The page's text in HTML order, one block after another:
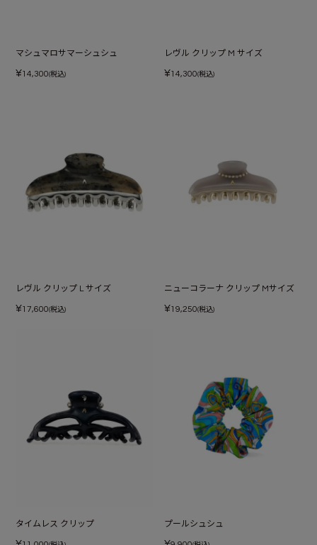
マシュマロサマーシュシュ
¥14,300(税込)
レヴル クリップ M サイズ
¥14,300(税込)
レヴル クリップ L サイズ
¥17,600(税込)
ニューコラーナ クリップ Mサイズ
¥19,250(税込)
タイムレス クリップ プールシュシュ